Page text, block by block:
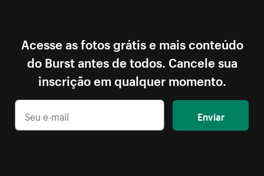
Acesse as fotos grátis e mais conteúdo
do Burst antes de todos. Cancele sua
inscrição em qualquer momento.
Enviar